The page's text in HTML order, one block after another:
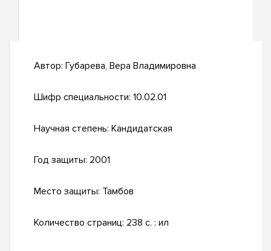
Автор: Губарева, Вера Владимировна
Шифр специальности: 10.02.01
Научная степень: Кандидатская
Год защиты: 2001
Место защиты: Тамбов
Количество страниц: 238 с. : ил